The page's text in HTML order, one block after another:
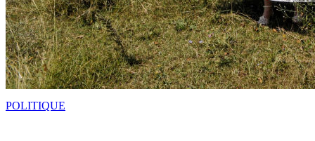
POLITIQUE